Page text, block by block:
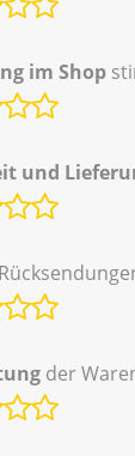
im Shop
und
der